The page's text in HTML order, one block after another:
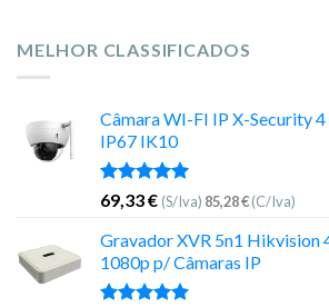
MELHOR CLASSIFICADOS
Câmara WI-FI IP X-Security
IP67 IK10
Avaliação
5.00
de 5
69,33€ (S/Iva) 85,28€(C/Iva)
Gravador XVR 5n1 Hikvision
1080p p/ Câmaras IP